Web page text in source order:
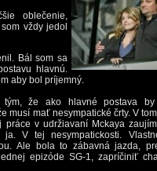
oblečenie,
vždy jedol
Bál som sa
hlavnú.
aby bol príjemný.
že ako hlavné postava
musí mať nesympatické črty. V
v udržiavaní Mckaya
V tej nesympatickosti.
Ale bola to zábavná jazda,
epizóde SG-1, zapríčiniť